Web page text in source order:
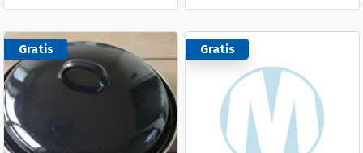
Gratis Gratis